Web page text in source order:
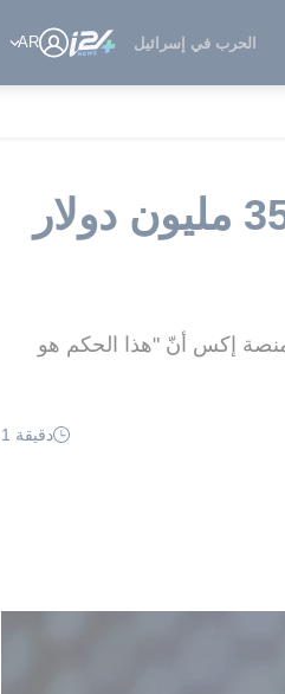
الحرب في إسرائيل AR
قاض يدين ترامب ويأمره بدفع غرامة بقيمة حوالي 355 مليون دولار
منصة إكس أنّ "هذا الحكم هو
دقيقة 1